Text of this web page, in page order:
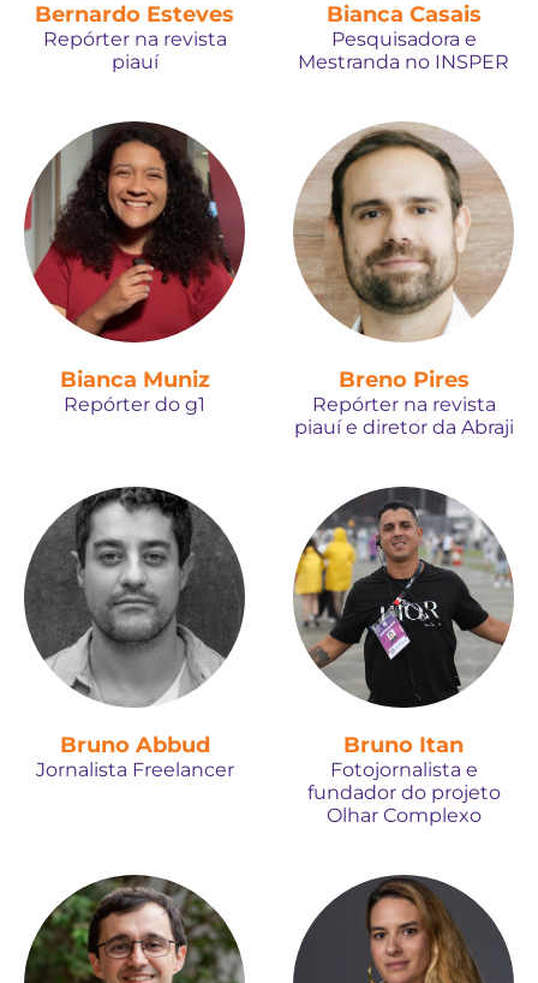
Bernardo Esteves
Repórter na revista
piauí
Bianca Casais
Pesquisadora e
Mestranda no INSPER
Bianca Muniz
Repórter do g1
Breno Pires
Repórter na revista
piauí e diretor da Abraji
Bruno Abbud
Jornalista Freelancer
Bruno Itan
Fotojornalista e
fundador do projeto
Olhar Complexo